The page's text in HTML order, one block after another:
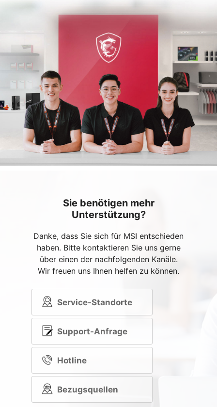
Sie benötigen mehr
Unterstützung?
Danke, dass Sie sich für MSI entschieden
haben. Bitte kontaktieren Sie uns gerne
über einen der nachfolgenden Kanäle.
Wir freuen uns Ihnen helfen zu können.
Service-Standorte
Support-Anfrage
Hotline
Bezugsquellen